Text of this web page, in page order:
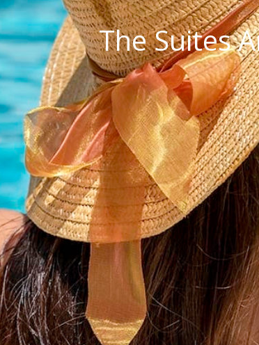
The Suites